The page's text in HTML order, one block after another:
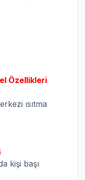
Özellikleri
ısıtma
kişi başı